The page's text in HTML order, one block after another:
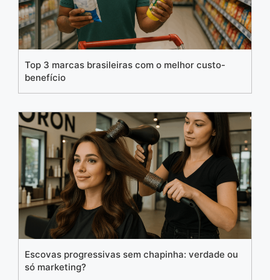
Top 3 marcas brasileiras com o melhor custo-
benefício
Escovas progressivas sem chapinha: verdade ou
só marketing?